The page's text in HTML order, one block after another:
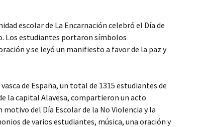
escolar de La Encarnación celebró el Día de
Los estudiantes portaron símbolos
y se leyó un manifiesto a favor de la paz y
de España, un total de 1315 estudiantes de
la capital Alavesa, compartieron un acto
del Día Escolar de la No Violencia y la
de varios estudiantes, música, una oración y